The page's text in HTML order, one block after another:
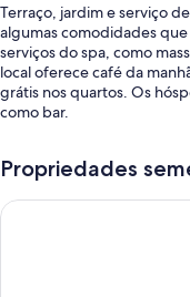
Terraço, jardim e serviço
algumas comodidades
serviços do spa, como
local oferece café da
grátis nos quartos. Os
como bar.
Uma piscina externa
Propriedades
Ramayana Candidasa